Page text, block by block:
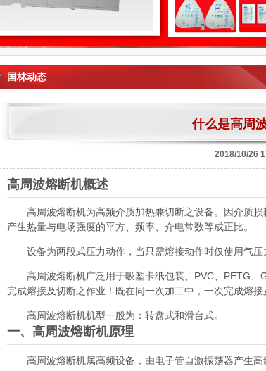
国林动态
什么是高周
2018/10/26
高周波熔断机概述
高周波熔断机为高频介质加热兼切断之设备。因介质损
产生热量与电场强度的平方、频率、介电常数等成正比。
设备为两段式压力动作，当只需熔接动作时仅使用气压
高周波熔断机广泛用于吸塑卡纸包装、PVC、PETG、
完成熔接及切断之作业！既在同一次加工中，一次完成熔接
高周波熔断机机型一般为：转盘式和滑台式。
一、高周波熔断机原理
高周波熔断机属高频设备，由电子管自激振荡器产生高